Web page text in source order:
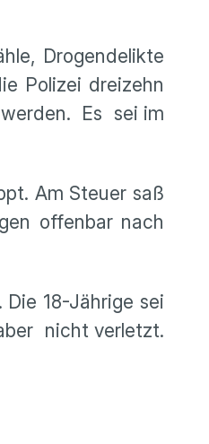
Drogendelikte
Polizei dreizehn
Es sei im
Am Steuer saß
offenbar nach
18-Jährige sei
nicht verletzt.